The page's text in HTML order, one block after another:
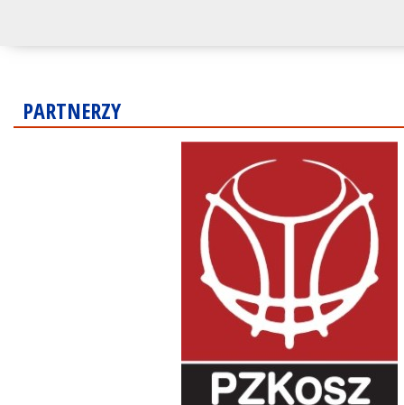
PARTNERZY